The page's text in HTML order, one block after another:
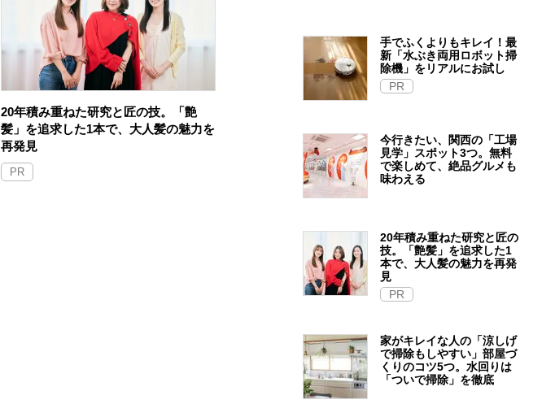
20年積み重ねた研究と匠の技。「艶
髪」を追求した1本で、大人髪の魅力を
再発見
PR
手でふくよりもキレイ！最
新「水ぶき両用ロボット掃
除機」をリアルにお試し
PR
今行きたい、関西の「工場
見学」スポット3つ。無料
で楽しめて、絶品グルメも
味わえる
20年積み重ねた研究と匠の
技。「艶髪」を追求した1
本で、大人髪の魅力を再発
見
PR
家がキレイな人の「涼しげ
で掃除もしやすい」部屋づ
くりのコツ5つ。水回りは
「ついで掃除」を徹底